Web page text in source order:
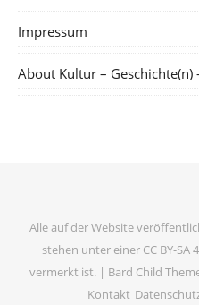
Impressum
About Kultur – Geschichte(n)
Alle auf der Website
stehen unter einer CC BY-SA
vermerkt ist. | Bard Child
Kontakt